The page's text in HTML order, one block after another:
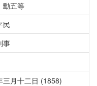
勳五等
民
事
三月十二日 (1858)